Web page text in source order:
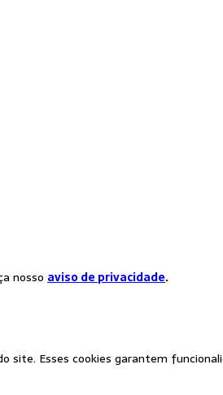
nosso aviso de privacidade.
Esses cookies garantem